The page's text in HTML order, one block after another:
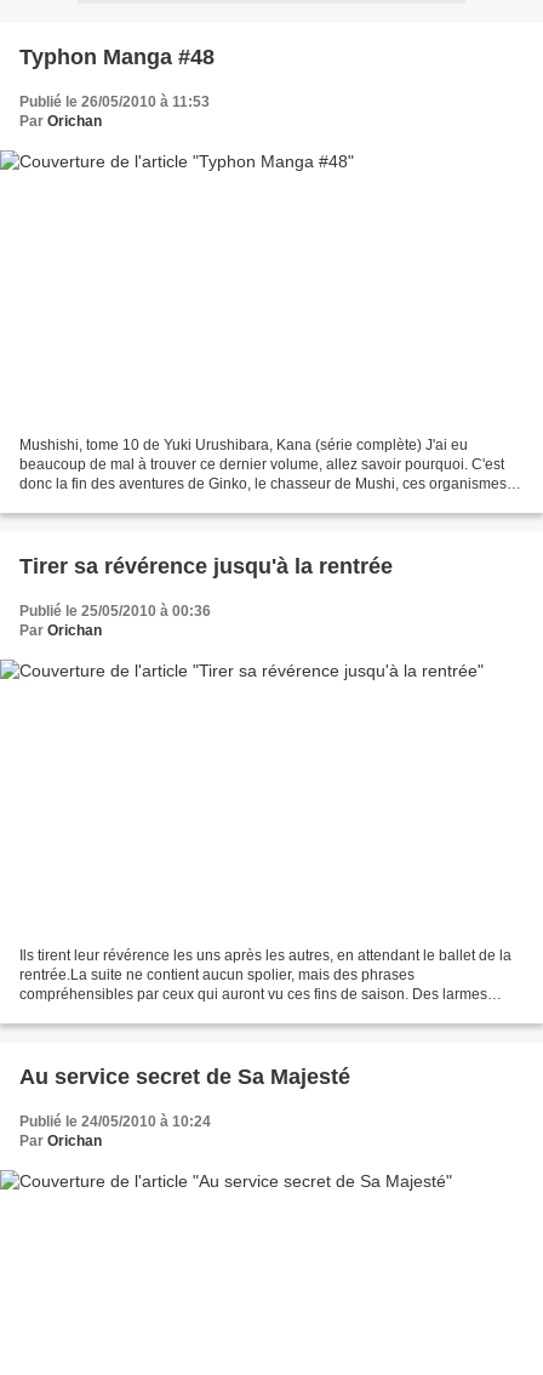
Typhon Manga #48
Publié le 26/05/2010 à 11:53
Par Orichan
Mushishi, tome 10 de Yuki Urushibara, Kana (série complète) J'ai eu
beaucoup de mal à trouver ce dernier volume, allez savoir pourquoi. C'est
donc la fin des aventures de Ginko, le chasseur de Mushi, ces organismes
Tirer sa révérence jusqu'à la rentrée
Publié le 25/05/2010 à 00:36
Par Orichan
Ils tirent leur révérence les uns après les autres, en attendant le ballet de la
rentrée.La suite ne contient aucun spolier, mais des phrases
compréhensibles par ceux qui auront vu ces fins de saison. Des larmes
Au service secret de Sa Majesté
Publié le 24/05/2010 à 10:24
Par Orichan